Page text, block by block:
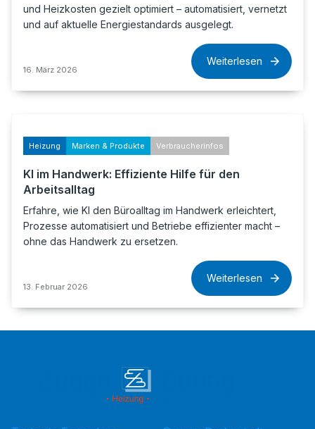
und Heizkosten gezielt optimiert – automatisiert, vernetzt
und auf aktuelle Energiestandards ausgelegt.
16. März 2026
Weiterlesen
Heizung Marken & Produkte Verbraucherinfos
KI im Handwerk: Effiziente Hilfe für den
Arbeitsalltag
Erfahre, wie KI den Büroalltag im Handwerk erleichtert,
Prozesse automatisiert und Betriebe effizienter macht –
ohne das Handwerk zu ersetzen.
13. Februar 2026
Weiterlesen